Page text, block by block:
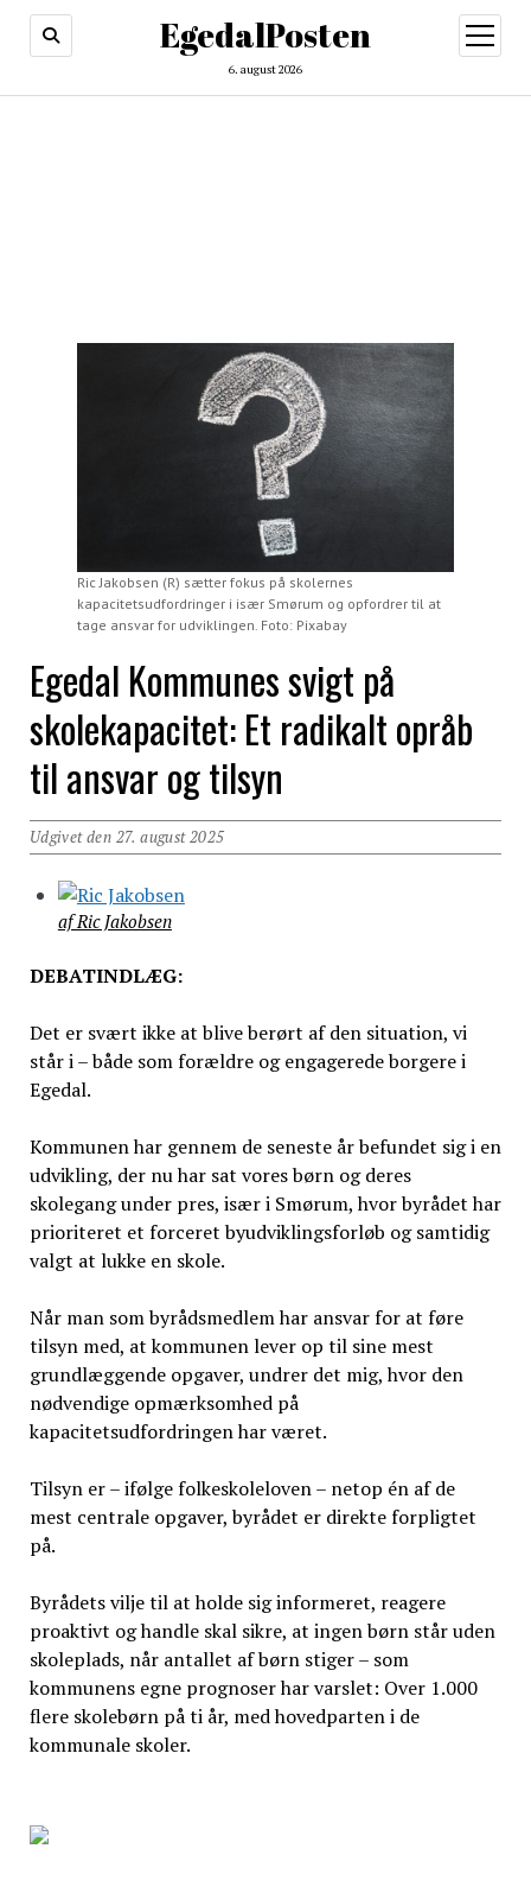
EgedalPosten
6. august 2026
open
menu
Ric Jakobsen (R) sætter fokus på skolernes
kapacitetsudfordringer i især Smørum og opfordrer til at
tage ansvar for udviklingen. Foto: Pixabay
Egedal Kommunes svigt på
skolekapacitet: Et radikalt opråb
til ansvar og tilsyn
Udgivet den 27. august 2025
af Ric Jakobsen
DEBATINDLÆG:
Det er svært ikke at blive berørt af den situation, vi
står i – både som forældre og engagerede borgere i
Egedal.
Kommunen har gennem de seneste år befundet sig i en
udvikling, der nu har sat vores børn og deres
skolegang under pres, især i Smørum, hvor byrådet har
prioriteret et forceret byudviklingsforløb og samtidig
valgt at lukke en skole.
Når man som byrådsmedlem har ansvar for at føre
tilsyn med, at kommunen lever op til sine mest
grundlæggende opgaver, undrer det mig, hvor den
nødvendige opmærksomhed på
kapacitetsudfordringen har været.
Tilsyn er – ifølge folkeskoleloven – netop én af de
mest centrale opgaver, byrådet er direkte forpligtet
på.
Byrådets vilje til at holde sig informeret, reagere
proaktivt og handle skal sikre, at ingen børn står uden
skoleplads, når antallet af børn stiger – som
kommunens egne prognoser har varslet: Over 1.000
flere skolebørn på ti år, med hovedparten i de
kommunale skoler.